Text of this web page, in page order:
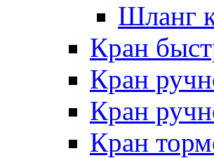
Шланг
Кран
Кран
Кран
Кран